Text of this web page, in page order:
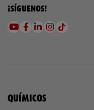
¡SÍGUENOS!
QUÍMICOS